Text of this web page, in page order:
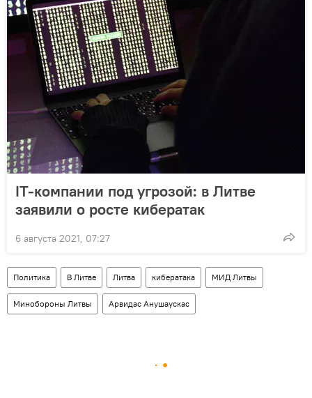
IT-компании под угрозой: в Литве
заявили о росте кибератак
6 августа 2021, 07:27
Политика В Литве Литва кибератака МИД Литвы
Минобороны Литвы Арвидас Анушаускас